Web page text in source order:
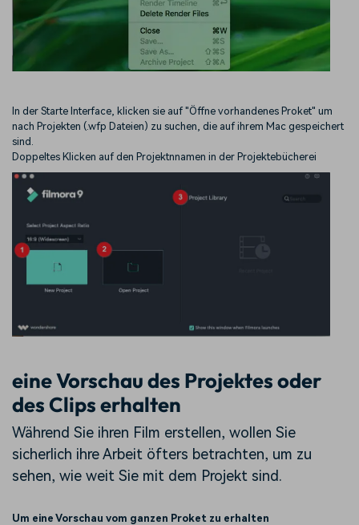
In der Starte Interface, klicken sie auf "Öffne vorhandenes Proket" um
nach Projekten (.wfp Dateien) zu suchen, die auf ihrem Mac gespeichert
sind.
Doppeltes Klicken auf den Projektnnamen in der Projektebücherei
eine Vorschau des Projektes oder
des Clips erhalten
Während Sie ihren Film erstellen, wollen Sie
sicherlich ihre Arbeit öfters betrachten, um zu
sehen, wie weit Sie mit dem Projekt sind.
Um eine Vorschau vom ganzen Proket zu erhalten